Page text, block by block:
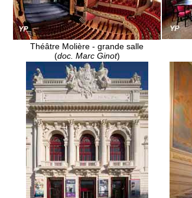
Théâtre Molière - grande salle
(doc. Marc Ginot)